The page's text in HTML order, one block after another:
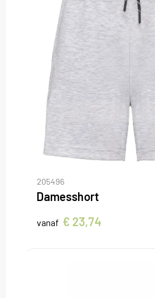
205496
Damesshort
vanaf € 23,74